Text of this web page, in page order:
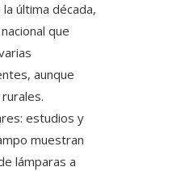
última década,
que
aunque
estudios y
muestran
lámparas a